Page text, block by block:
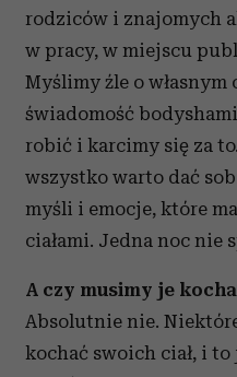
rodziców i znajomych
w pracy, w miejscu
Myślimy źle o własnym
świadomość
robić i karcimy się za
wszystko warto dać
myśli i emocje, które
ciałami. Jedna noc nie
A czy musimy je
Absolutnie nie.
kochać swoich ciał, i